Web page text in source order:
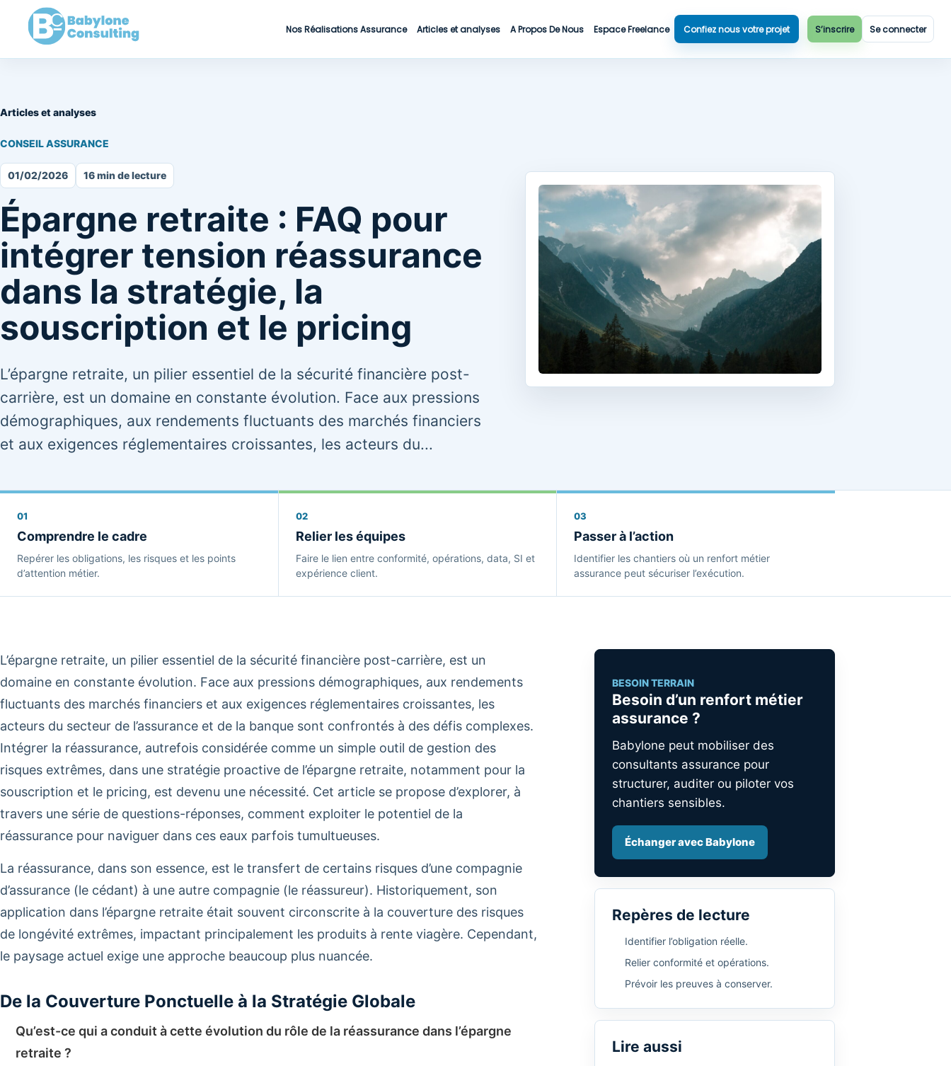
Nos Réalisations Assurance Articles et analyses A Propos De Nous Espace Freelance Confiez nous votre projet S’inscrire Se connecter
Articles et analyses
CONSEIL ASSURANCE
01/02/2026 16 min de lecture
Épargne retraite : FAQ pour
intégrer tension réassurance
dans la stratégie, la
souscription et le pricing
L’épargne retraite, un pilier essentiel de la sécurité financière post-
carrière, est un domaine en constante évolution. Face aux pressions
démographiques, aux rendements fluctuants des marchés financiers
et aux exigences réglementaires croissantes, les acteurs du...
01
Comprendre le cadre
Repérer les obligations, les risques et les points
d’attention métier.
02
Relier les équipes
Faire le lien entre conformité, opérations, data, SI et
expérience client.
03
Passer à l’action
Identifier les chantiers où un renfort métier
assurance peut sécuriser l’exécution.
L’épargne retraite, un pilier essentiel de la sécurité financière post-carrière, est un
domaine en constante évolution. Face aux pressions démographiques, aux rendements
fluctuants des marchés financiers et aux exigences réglementaires croissantes, les
acteurs du secteur de l’assurance et de la banque sont confrontés à des défis complexes.
Intégrer la réassurance, autrefois considérée comme un simple outil de gestion des
risques extrêmes, dans une stratégie proactive de l’épargne retraite, notamment pour la
souscription et le pricing, est devenu une nécessité. Cet article se propose d’explorer, à
travers une série de questions-réponses, comment exploiter le potentiel de la
réassurance pour naviguer dans ces eaux parfois tumultueuses.
La réassurance, dans son essence, est le transfert de certains risques d’une compagnie
d’assurance (le cédant) à une autre compagnie (le réassureur). Historiquement, son
application dans l’épargne retraite était souvent circonscrite à la couverture des risques
de longévité extrêmes, impactant principalement les produits à rente viagère. Cependant,
le paysage actuel exige une approche beaucoup plus nuancée.
De la Couverture Ponctuelle à la Stratégie Globale
Qu’est-ce qui a conduit à cette évolution du rôle de la réassurance dans l’épargne
retraite ?
BESOIN TERRAIN
Besoin d’un renfort métier
assurance ?
Babylone peut mobiliser des
consultants assurance pour
structurer, auditer ou piloter vos
chantiers sensibles.
Échanger avec Babylone
Repères de lecture
Identifier l’obligation réelle.
Relier conformité et opérations.
Prévoir les preuves à conserver.
Lire aussi